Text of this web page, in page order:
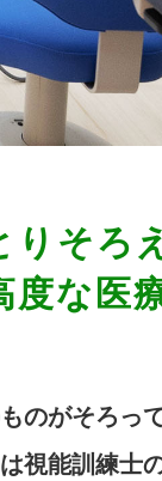
そろ
度な医
のがそろ
視能訓練